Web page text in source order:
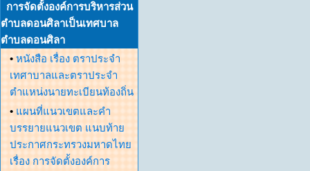
การจัดตั้งองค์การบริหารส่วน
ตำบลดอนศิลาเป็นเทศบาล
ตำบลดอนศิลา
• หนังสือ เรื่อง ตราประจำ
เทศาบาลและตราประจำ
ตำแหน่งนายทะเบียนท้องถิ่น
• แผนที่แนวเขตและคำ
บรรยายแนวเขต แนบท้าย
ประกาศกระทรวงมหาดไทย
เรื่อง การจัดตั้งองค์การ